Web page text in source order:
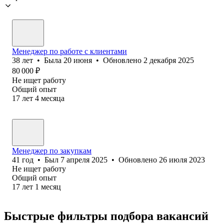
Менеджер по работе с клиентами
38 лет • Была 20 июня • Обновлено 2 декабря 2025
80 000 ₽
Не ищет работу
Общий опыт
17 лет 4 месяца
Менеджер по закупкам
41 год • Был 7 апреля 2025 • Обновлено 26 июля 2023
Не ищет работу
Общий опыт
17 лет 1 месяц
Быстрые фильтры подбора вакансий